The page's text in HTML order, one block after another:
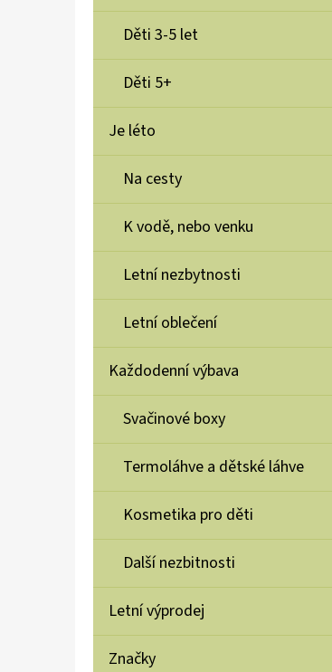
Děti 3-5 let
Děti 5+
Je léto
Na cesty
K vodě, nebo venku
Letní nezbytnosti
Letní oblečení
Každodenní výbava
Svačinové boxy
Termoláhve a dětské láhve
Kosmetika pro děti
Další nezbitnosti
Letní výprodej
Značky